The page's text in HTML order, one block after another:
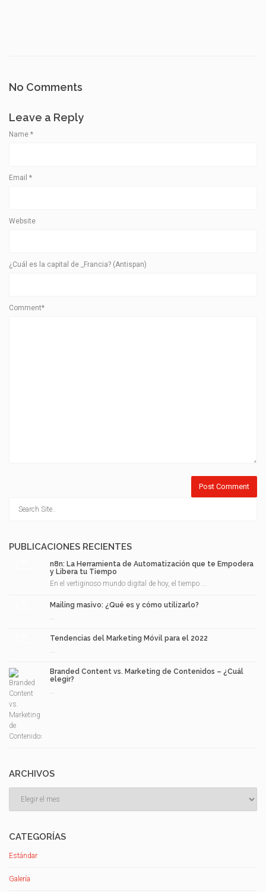
No Comments
Leave a Reply
Name *
Email *
Website
¿Cuál es la capital de _Francia? (Antispan)
Comment*
PUBLICACIONES RECIENTES
n8n: La Herramienta de Automatización que te Empodera
y Libera tu Tiempo
En el vertiginoso mundo digital de hoy, el tiempo ...
Mailing masivo: ¿Qué es y cómo utilizarlo?
...
Tendencias del Marketing Móvil para el 2022
...
Branded Content vs. Marketing de Contenidos – ¿Cuál
elegir?
...
ARCHIVOS
CATEGORÍAS
Estándar
Galería